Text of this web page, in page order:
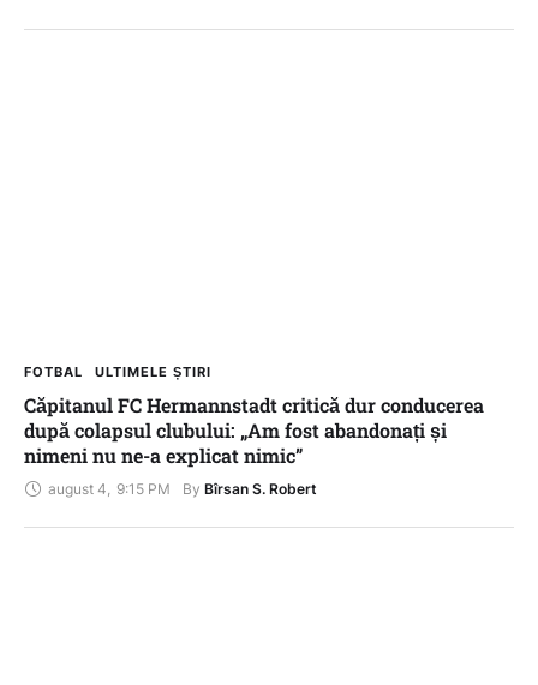
FOTBAL ULTIMELE ȘTIRI
Căpitanul FC Hermannstadt critică dur conducerea
după colapsul clubului: „Am fost abandonați și
nimeni nu ne-a explicat nimic”
august 4 9:15 PM By Bîrsan S. Robert